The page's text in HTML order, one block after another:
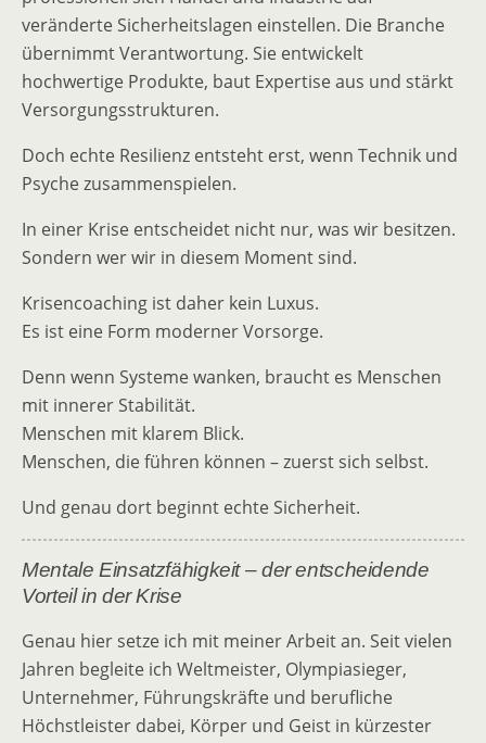
veränderte Sicherheitslagen einstellen. Die Branche
übernimmt Verantwortung. Sie entwickelt
hochwertige Produkte, baut Expertise aus und stärkt
Versorgungsstrukturen.
Doch echte Resilienz entsteht erst, wenn Technik und
Psyche zusammenspielen.
In einer Krise entscheidet nicht nur, was wir besitzen.
Sondern wer wir in diesem Moment sind.
Krisencoaching ist daher kein Luxus.
Es ist eine Form moderner Vorsorge.
Denn wenn Systeme wanken, braucht es Menschen
mit innerer Stabilität.
Menschen mit klarem Blick.
Menschen, die führen können – zuerst sich selbst.
Und genau dort beginnt echte Sicherheit.
Mentale Einsatzfähigkeit – der entscheidende
Vorteil in der Krise
Genau hier setze ich mit meiner Arbeit an. Seit vielen
Jahren begleite ich Weltmeister, Olympiasieger,
Unternehmer, Führungskräfte und berufliche
Höchstleister dabei, Körper und Geist in kürzester